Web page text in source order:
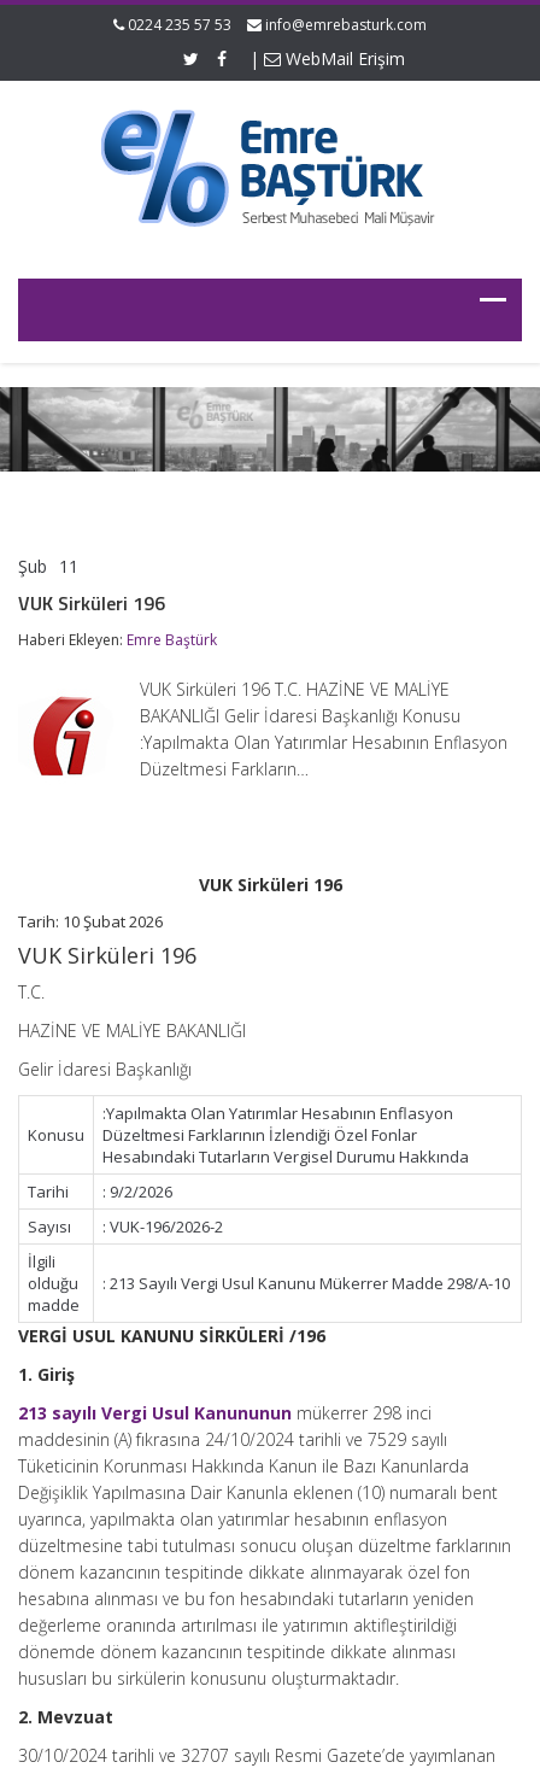
0224 235 57 53 info@emrebasturk.com
| WebMail Erişim
Şub 11
196
VUK Sirküleri 196
Haberi Ekleyen: Emre Baştürk
VUK Sirküleri 196 T.C. HAZİNE VE MALİYE
BAKANLIĞI Gelir İdaresi Başkanlığı Konusu
:Yapılmakta Olan Yatırımlar Hesabının Enflasyon
Düzeltmesi Farkların…
VUK Sirküleri 196
Tarih: 10 Şubat 2026
VUK Sirküleri 196
T.C.
HAZİNE VE MALİYE BAKANLIĞI
Gelir İdaresi Başkanlığı
Konusu
:Yapılmakta Olan Yatırımlar Hesabının Enflasyon
Düzeltmesi Farklarının İzlendiği Özel Fonlar
Hesabındaki Tutarların Vergisel Durumu Hakkında
Tarihi
: 9/2/2026
Sayısı
: VUK-196/2026-2
İlgili
olduğu
madde
: 213 Sayılı Vergi Usul Kanunu Mükerrer Madde 298/A-10
VERGİ USUL KANUNU SİRKÜLERİ /196
1. Giriş
213 sayılı Vergi Usul Kanununun mükerrer 298 inci
maddesinin (A) fıkrasına 24/10/2024 tarihli ve 7529 sayılı
Tüketicinin Korunması Hakkında Kanun ile Bazı Kanunlarda
Değişiklik Yapılmasına Dair Kanunla eklenen (10) numaralı bent
uyarınca, yapılmakta olan yatırımlar hesabının enflasyon
düzeltmesine tabi tutulması sonucu oluşan düzeltme farklarının
dönem kazancının tespitinde dikkate alınmayarak özel fon
hesabına alınması ve bu fon hesabındaki tutarların yeniden
değerleme oranında artırılması ile yatırımın aktifleştirildiği
dönemde dönem kazancının tespitinde dikkate alınması
hususları bu sirkülerin konusunu oluşturmaktadır.
2. Mevzuat
30/10/2024 tarihli ve 32707 sayılı Resmi Gazete’de yayımlanan